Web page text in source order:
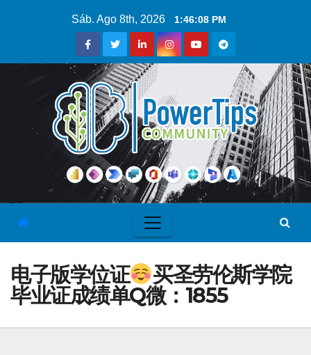
Sáb. Ago 8th, 2026 1:46:09 PM
电子版学位证
买圣劳伦斯学院
毕业证成绩单Q微：1855